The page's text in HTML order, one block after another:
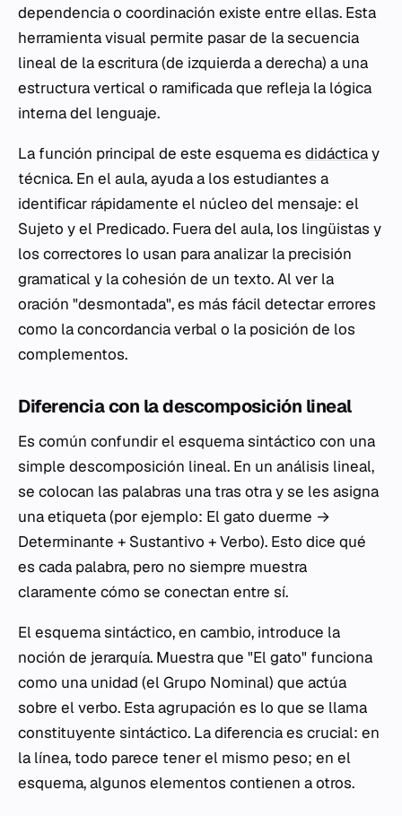
dependencia o coordinación existe entre ellas. Esta
herramienta visual permite pasar de la secuencia
lineal de la escritura (de izquierda a derecha) a una
estructura vertical o ramificada que refleja la lógica
interna del lenguaje.
La función principal de este esquema es didácticay
técnica. En el aula, ayuda a los estudiantes a
identificar rápidamente el núcleo del mensaje: el
Sujeto y el Predicado. Fuera del aula, los lingüistas y
los correctores lo usan para analizar la precisión
gramatical y la cohesión de un texto. Al ver la
oración "desmontada", es más fácil detectar errores
como la concordancia verbal o la posición de los
complementos.
Diferencia con la descomposición lineal
Es común confundir el esquema sintáctico con una
simple descomposición lineal. En un análisis lineal,
se colocan las palabras una tras otra y se les asigna
una etiqueta (por ejemplo: El gato duerme →
Determinante + Sustantivo + Verbo). Esto dice qué
es cada palabra, pero no siempre muestra
claramente cómo se conectan entre sí.
El esquema sintáctico, en cambio, introduce la
noción de jerarquía. Muestra que "El gato" funciona
como una unidad (el Grupo Nominal) que actúa
sobre el verbo. Esta agrupación es lo que se llama
constituyente sintáctico. La diferencia es crucial: en
la línea, todo parece tener el mismo peso; en el
esquema, algunos elementos contienen a otros.